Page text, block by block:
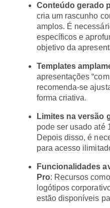
Conteúdo gerado
cria um rascunho
amplos. É
específicos e
objetivo da
Templates
apresentações
recomenda-se
forma criativa.
Limites na versão
pode ser usado até
Depois disso, é
para acesso
Funcionalidades
Pro: Recursos
logótipos
estão disponíveis